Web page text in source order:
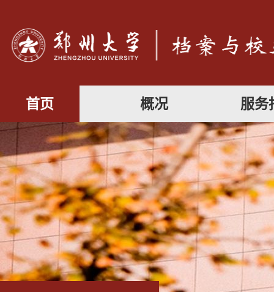
首页 概况 服务